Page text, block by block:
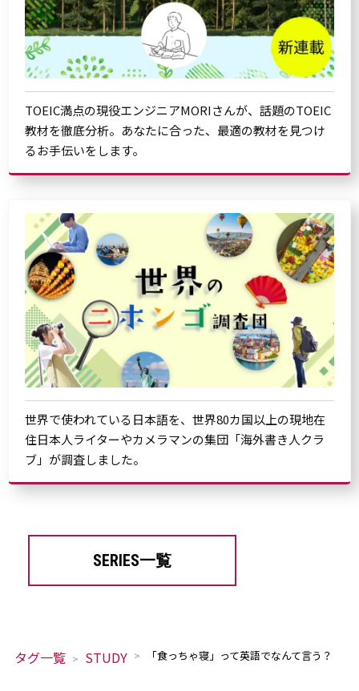
TOEIC満点の現役エンジニアMORIさんが、話題のTOEIC
教材を徹底分析。あなたに合った、最適の教材を見つけ
るお手伝いをします。
世界で使われている日本語を、世界80カ国以上の現地在
住日本人ライターやカメラマンの集団「海外書き人クラ
ブ」が調査しました。
SERIES一覧
タグ一覧 STUDY 「食っちゃ寝」って英語でなんて言う？